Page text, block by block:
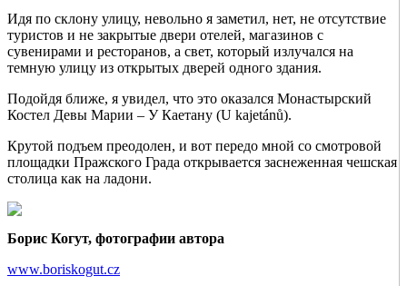
Идя по склону улицу, невольно я заметил, нет, не отсутствие
туристов и не закрытые двери отелей, магазинов с
сувенирами и ресторанов, а свет, который излучался на
темную улицу из открытых дверей одного здания.
Подойдя ближе, я увидел, что это оказался Монастырский
Костел Девы Марии – У Каетану (U kajetánů).
Крутой подъем преодолен, и вот передо мной со смотровой
площадки Пражского Града открывается заснеженная чешская
столица как на ладони.
Борис Когут, фотографии автора
www.boriskogut.cz